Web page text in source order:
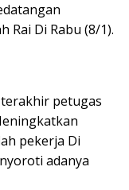
Rai Di Rabu (8/1).
petugas
pekerja Di
adanya